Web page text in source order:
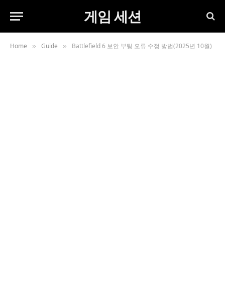
게임 세션
Home » Guide » Battlefield 6 보안 부팅 오류 수정 방법(2025년 10월)